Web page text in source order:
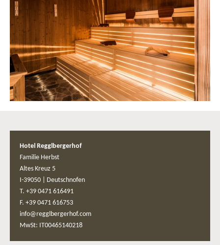
Hotel Regglbergerhof
Familie Herbst
Altes Kreuz 5
I-39050
Deutschnofen
T. +39 0471 616491
F. +39 0471 616753
info@regglbergerhof.com
MwSt: IT00465140218